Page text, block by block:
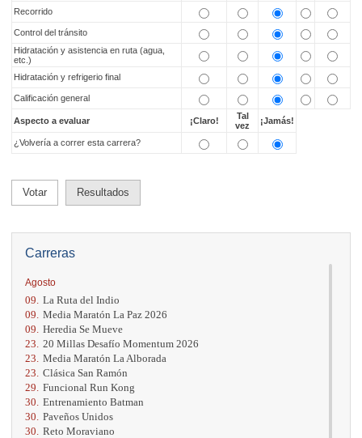
Carreras
Agosto
09. La Ruta del Indio
09. Media Maratón La Paz 2026
09. Heredia Se Mueve
23. 20 Millas Desafío Momentum 2026
23. Media Maratón La Alborada
23. Clásica San Ramón
29. Funcional Run Kong
30. Entrenamiento Batman
30. Paveños Unidos
30. Reto Moraviano
Recorrido
Control del tránsito
Hidratación y asistencia en ruta (agua,
etc.)
Hidratación y refrigerio final
Calificación general
Aspecto a evaluar ¡Claro!
Tal
vez
¡Jamás!
¿Volvería a correr esta carrera?
Votar Resultados